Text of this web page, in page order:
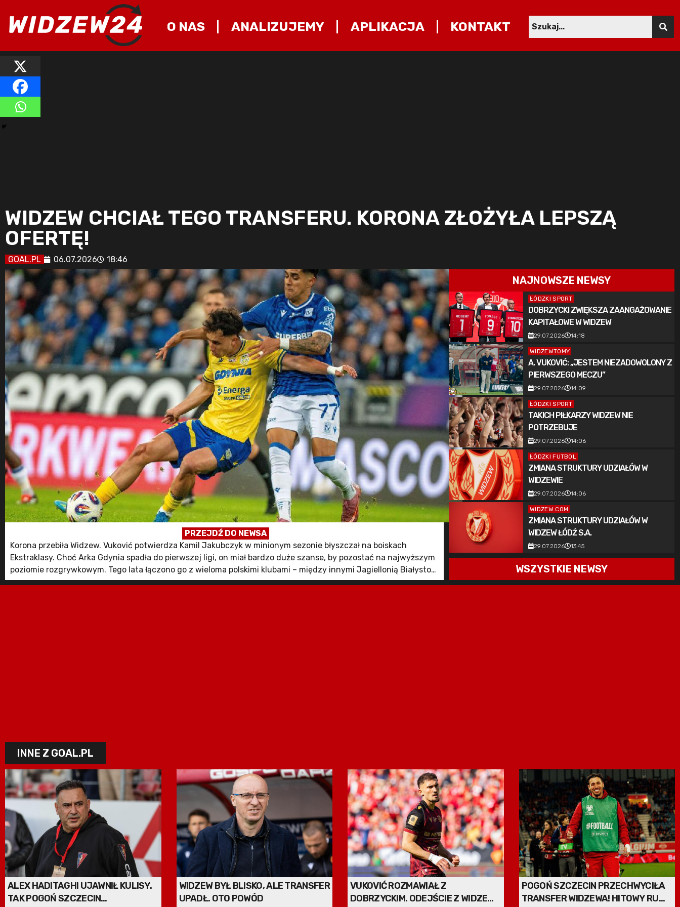
O NAS ANALIZUJEMY APLIKACJA KONTAKT
WIDZEW CHCIAŁ TEGO TRANSFERU. KORONA ZŁOŻYŁA LEPSZĄ
OFERTĘ!
GOAL.PL 06.07.2026 18:46
PRZEJDŹ DO NEWSA
Korona przebiła Widzew. Vuković potwierdza Kamil Jakubczyk w minionym sezonie błyszczał na boiskach
Ekstraklasy. Choć Arka Gdynia spadła do pierwszej ligi, on miał bardzo duże szanse, by pozostać na najwyższym
poziomie rozgrywkowym. Tego lata łączono go z wieloma polskimi klubami – między innymi Jagiellonią Białystok,
Lechem Poznań czy Widzewem Łódź. Finalnie batalię o jego podpis [...]
NAJNOWSZE NEWSY
ŁÓDZKI SPORT
DOBRZYCKI ZWIĘKSZA ZAANGAŻOWANIE
KAPITAŁOWE W WIDZEW
29.07.2026 14:18
WIDZEWTOMY
A. VUKOVIĆ: „JESTEM NIEZADOWOLONY Z
PIERWSZEGO MECZU”
29.07.2026 14:09
ŁÓDZKI SPORT
TAKICH PIŁKARZY WIDZEW NIE
POTRZEBUJE
29.07.2026 14:06
ŁÓDZKI FUTBOL
ZMIANA STRUKTURY UDZIAŁÓW W
WIDZEWIE
29.07.2026 14:06
WIDZEW.COM
ZMIANA STRUKTURY UDZIAŁÓW W
WIDZEW ŁÓDŹ S.A.
29.07.2026 13:45
WSZYSTKIE NEWSY
INNE Z GOAL.PL
ALEX HADITAGHI UJAWNIŁ KULISY.
TAK POGOŃ SZCZECIN
WIDZEW BYŁ BLISKO, ALE TRANSFER
UPADŁ. OTO POWÓD
VUKOVIĆ ROZMAWIAŁ Z
DOBRZYCKIM. ODEJŚCIE Z WIDZEWA
POGOŃ SZCZECIN PRZECHWYCIŁA
TRANSFER WIDZEWA! HITOWY RUCH